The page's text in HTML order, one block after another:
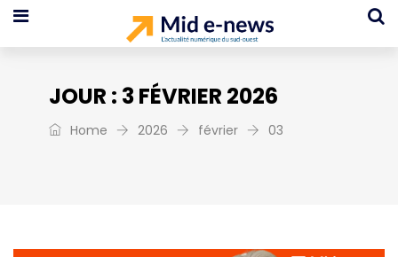
JOUR : 3 FÉVRIER 2026
Home 2026 février 03